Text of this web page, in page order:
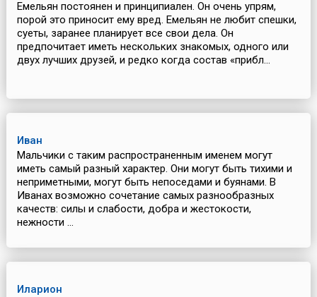
Емельян постоянен и принципиален. Он очень упрям,
порой это приносит ему вред. Емельян не любит спешки,
суеты, заранее планирует все свои дела. Он
предпочитает иметь нескольких знакомых, одного или
двух лучших друзей, и редко когда состав «прибл...
Иван
Мальчики с таким распространенным именем могут
иметь самый разный характер. Они могут быть тихими и
неприметными, могут быть непоседами и буянами. В
Иванах возможно сочетание самых разнообразных
качеств: силы и слабости, добра и жестокости,
нежности ...
Иларион